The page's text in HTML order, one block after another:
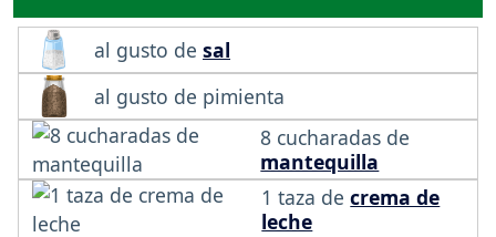
al gusto de sal
al gusto de pimienta
8 cucharadas de
mantequilla
1 taza decrema de
leche